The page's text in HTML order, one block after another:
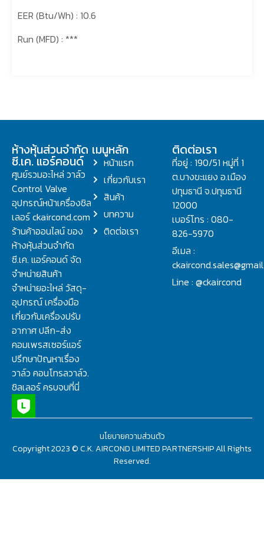
EER (Btu/Wh) : 10.6
Run (MFD) : ***
ห้างหุ้นส่วนจำกัด
ซี.เค. แอร์คอนด์
ศูนย์รวมอะไหล่ วาล์ว
Control Valve
อุปกรณ์หน้าเครื่องชิล
เลอร์ ckaircond.com
ร้านค้าออนไลน์ ของ
ห้างหุ้นส่วนจำกัด
ซี.เค. แอร์คอนด์ จัด
จำหน่ายสินค้า
จำหน่ายอะไหล่ วัสดุ-
อุปกรณ์ เครื่องมือ
เกี่ยวกับเครื่องปรับ
อากาศ ปลีก-ส่ง
คอมเพรสเซอร์แอร์
ปรึกษาปัญหาเรื่อง
วาล์ว คอนโทรลวาล์ว.
ชิลเลอร์ ครบจบที่นี่
เมนูหลัก
หน้าแรก
เกี่ยวกับเรา
สินค้า
บทความ
ติดต่อเรา
ติดต่อเรา
ที่อยู่ : 190/51 หมู่ที่ 1
ต.บางขะแยง อ.เมือง
ปทุมธานี จ.ปทุมธานี
12000
เบอร์โทร : 080-
826-5970
อีเมล :
Line : @ckaircond
Copyright 2023 © C.K. AIRCOND LIMITED PARTNERSHIP All Rights
Reserved.
นโยบายความส่วนตัว